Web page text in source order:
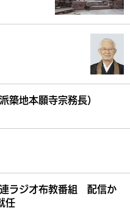
築地本願寺宗務長）
ラジオ布教番組 配信か
任